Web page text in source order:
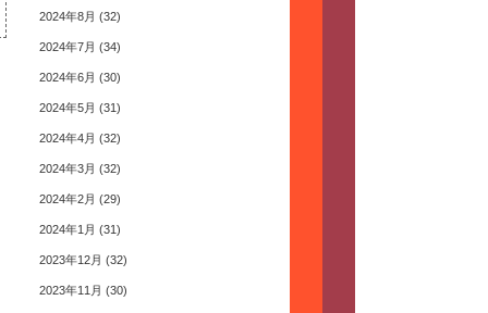
2024年8月 (32)
2024年7月 (34)
2024年6月 (30)
2024年5月 (31)
2024年4月 (32)
2024年3月 (32)
2024年2月 (29)
2024年1月 (31)
2023年12月 (32)
2023年11月 (30)